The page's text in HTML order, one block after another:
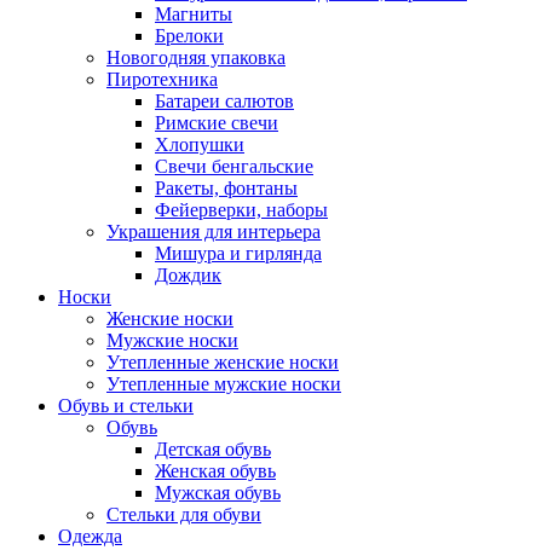
Магниты
Брелоки
Новогодняя упаковка
Пиротехника
Батареи салютов
Римские свечи
Хлопушки
Свечи бенгальские
Ракеты, фонтаны
Фейерверки, наборы
Украшения для интерьера
Мишура и гирлянда
Дождик
Носки
Женские носки
Мужские носки
Утепленные женские носки
Утепленные мужские носки
Обувь и стельки
Обувь
Детская обувь
Женская обувь
Мужская обувь
Стельки для обуви
Одежда